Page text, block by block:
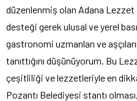
düzenlenmiş olan Adana Lezzet
desteği gerek ulusal ve yerel
gastronomi uzmanları ve
tanıttığını düşünüyorum. Bu
çeşitliliği ve lezzetleriyle en
Pozantı Belediyesi stantı